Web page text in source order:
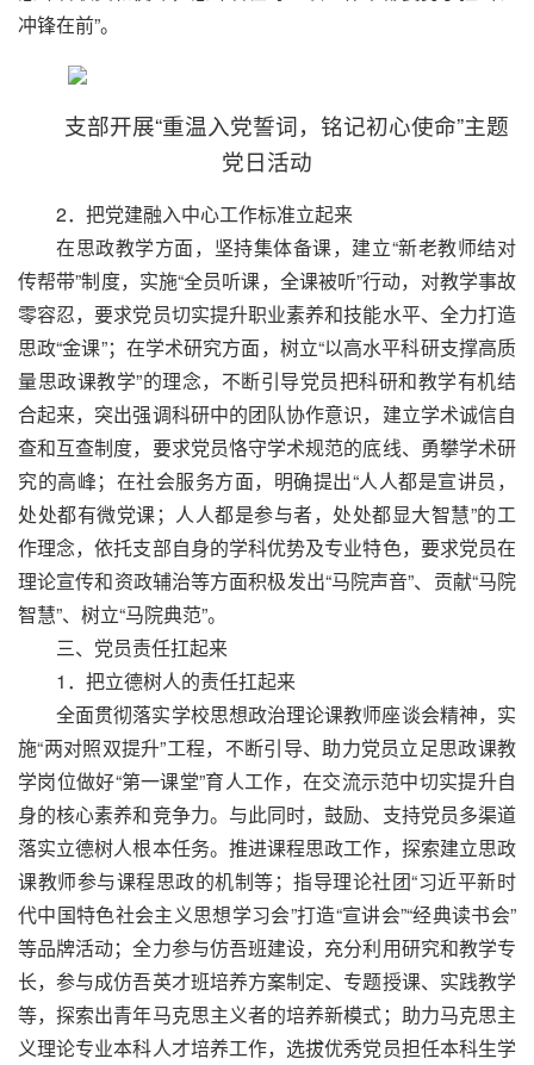
冲锋在前”。
支部开展“重温入党誓词，铭记初心使命”主题
党日活动
2．把党建融入中心工作标准立起来
在思政教学方面，坚持集体备课，建立“新老教师结对
传帮带”制度，实施“全员听课，全课被听”行动，对教学事故
零容忍，要求党员切实提升职业素养和技能水平、全力打造
思政“金课”；在学术研究方面，树立“以高水平科研支撑高质
量思政课教学”的理念，不断引导党员把科研和教学有机结
合起来，突出强调科研中的团队协作意识，建立学术诚信自
查和互查制度，要求党员恪守学术规范的底线、勇攀学术研
究的高峰；在社会服务方面，明确提出“人人都是宣讲员，
处处都有微党课；人人都是参与者，处处都显大智慧”的工
作理念，依托支部自身的学科优势及专业特色，要求党员在
理论宣传和资政辅治等方面积极发出“马院声音”、贡献“马院
智慧”、树立“马院典范”。
三、党员责任扛起来
1．把立德树人的责任扛起来
全面贯彻落实学校思想政治理论课教师座谈会精神，实
施“两对照双提升”工程，不断引导、助力党员立足思政课教
学岗位做好“第一课堂”育人工作，在交流示范中切实提升自
身的核心素养和竞争力。与此同时，鼓励、支持党员多渠道
落实立德树人根本任务。推进课程思政工作，探索建立思政
课教师参与课程思政的机制等；指导理论社团“习近平新时
代中国特色社会主义思想学习会”打造“宣讲会”“经典读书会”
等品牌活动；全力参与仿吾班建设，充分利用研究和教学专
长，参与成仿吾英才班培养方案制定、专题授课、实践教学
等，探索出青年马克思主义者的培养新模式；助力马克思主
义理论专业本科人才培养工作，选拔优秀党员担任本科生学